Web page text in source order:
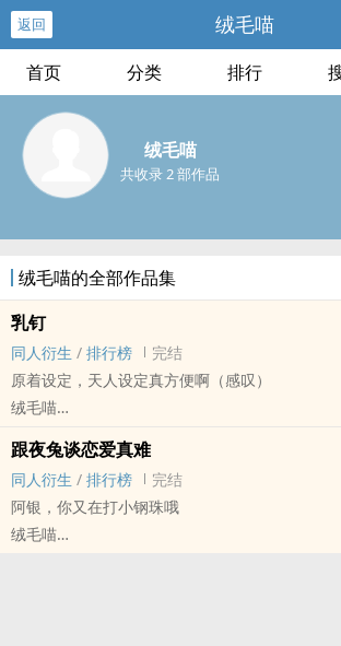
返回 绒毛喵
首页 分类 排行
绒毛喵
共收录 2 部作品
绒毛喵的全部作品集
乳钉
‎同‎‌人‍‎衍生 / 排行榜
完结
原着设定，天人设定真方便啊（感叹）
绒毛喵
银魂[银魂] - 银土[坂田银时/土方十四郎] ‎同‎‌人‍‎衍
BL - 短篇 - 完结 - 喜剧
HE - 重口
OOC！OOC！OOC！
（主要）是乳钉，还有些别的
跟夜兔谈恋爱真难
‎同‎‌人‍‎衍生 / 排行榜
完结
阿银，你又在打小钢珠哦
绒毛喵